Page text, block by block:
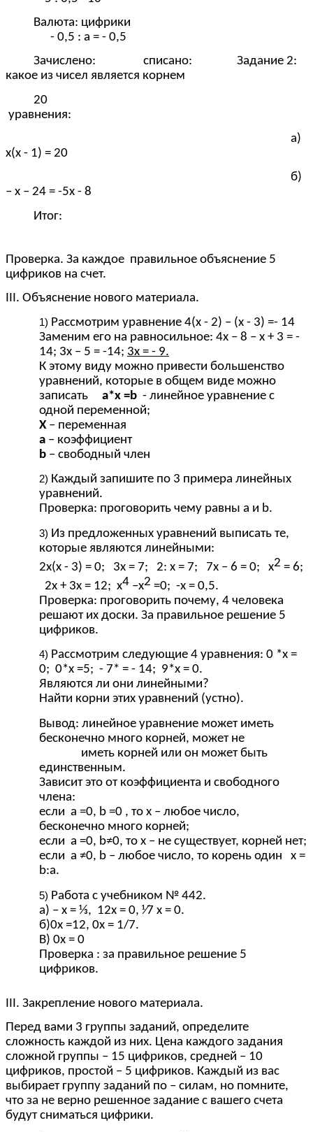
Валюта: цифрики
- 0,5 : а = - 0,5
Зачислено: списано: Задание 2:
какое из чисел является корнем
20
уравнения:
а)
х(х - 1) = 20
б)
– х – 24 = -5х - 8
Итог:
Проверка. За каждое правильное объяснение 5
цифриков на счет.
III. Объяснение нового материала.
Рассмотрим уравнение 4(х - 2) – (х - 3) =- 14
Заменим его на равносильное: 4х – 8 – х + 3 = -
14; 3х – 5 = -14; 3х = - 9.
К этому виду можно привести большенство
уравнений, которые в общем виде можно
записать а*х =b - линейное уравнение с
одной переменной;
Х– переменная
а – коэффициент
b – свободный член
Каждый запишите по 3 примера линейных
уравнений.
Проверка: проговорить чему равны а и b.
Из предложенных уравнений выписать те,
которые являются линейными:
2х(х - 3) = 0; 3х = 7; 2: х = 7; 7х – 6 = 0; х2 = 6;
2х + 3х = 12; х4 –х2 =0; -х = 0,5.
Проверка: проговорить почему, 4 человека
решают их доски. За правильное решение 5
цифриков.
Рассмотрим следующие 4 уравнения: 0 *х =
0; 0*х =5; - 7* = - 14; 9*х = 0.
Являются ли они линейными?
Найти корни этих уравнений (устно).
Вывод: линейное уравнение может иметь
бесконечно много корней, может не
иметь корней или он может быть
единственным.
Зависит это от коэффициента и свободного
члена:
если а =0, b =0 , то х – любое число,
бесконечно много корней;
если а =0, b≠0, то х – не существует, корней нет;
если а ≠0, b – любое число, то корень один х =
b:а.
Работа с учебником № 442.
а) – х = ⅓, 12х = 0, ⅟7 х = 0.
б)0х =12, 0х = 1/7.
В) 0х = 0
Проверка : за правильное решение 5
цифриков.
III. Закрепление нового материала.
Перед вами 3 группы заданий, определите
сложность каждой из них. Цена каждого задания
сложной группы – 15 цифриков, средней – 10
цифриков, простой – 5 цифриков. Каждый из вас
выбирает группу заданий по – силам, но помните,
что за не верно решенное задание с вашего счета
будут сниматься цифрики.